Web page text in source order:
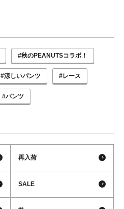
#秋のPEANUTSコラボ！
#涼しいパンツ #レース
#パンツ
再入荷
SALE